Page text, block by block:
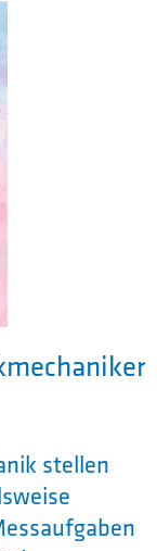
stellen